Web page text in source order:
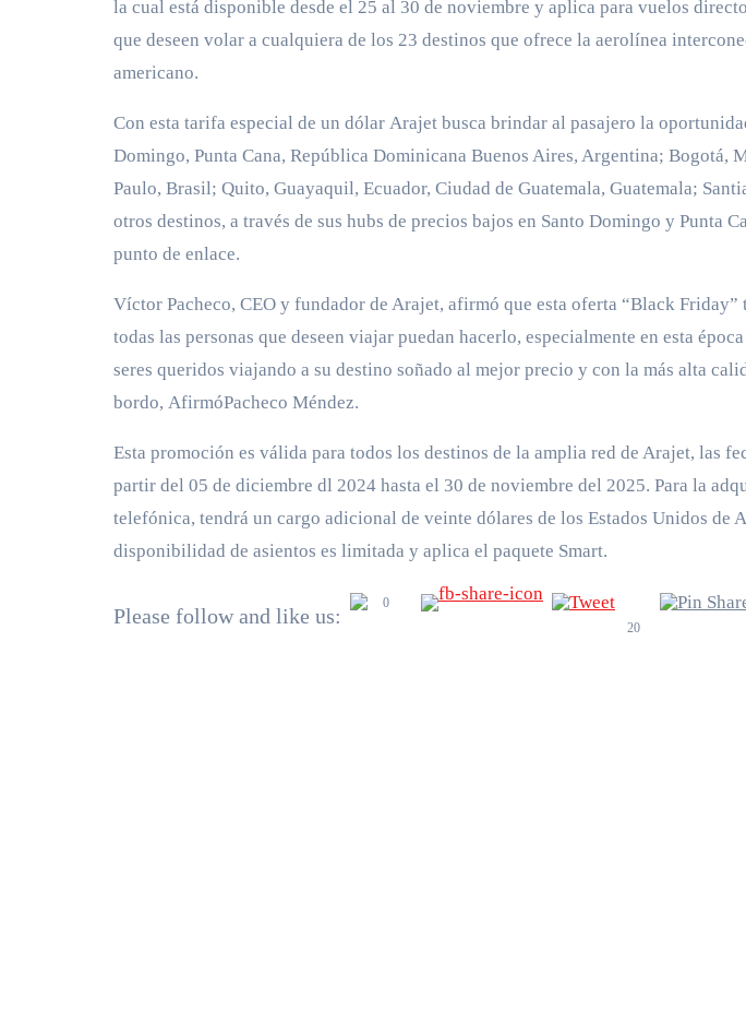
la cual está disponible desde el 25 al 30 de noviembre y aplica para vuelos
que deseen volar a cualquiera de los 23 destinos que ofrece la aerolínea
americano.
Con esta tarifa especial de un dólar Arajet busca brindar al pasajero la
Domingo, Punta Cana, República Dominicana Buenos Aires, Argentina; Bogotá,
Paulo, Brasil; Quito, Guayaquil, Ecuador, Ciudad de Guatemala, Guatemala;
otros destinos, a través de sus hubs de precios bajos en Santo Domingo y Punta
punto de enlace.
Víctor Pacheco, CEO y fundador de Arajet, afirmó que esta oferta “Black
todas las personas que deseen viajar puedan hacerlo, especialmente en esta
seres queridos viajando a su destino soñado al mejor precio y con la más alta
bordo, AfirmóPacheco Méndez.
Esta promoción es válida para todos los destinos de la amplia red de Arajet, las
partir del 05 de diciembre dl 2024 hasta el 30 de noviembre del 2025. Para la
telefónica, tendrá un cargo adicional de veinte dólares de los Estados Unidos de
disponibilidad de asientos es limitada y aplica el paquete Smart.
Please follow and like us:
0
20